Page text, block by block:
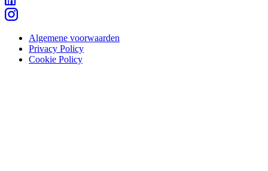
Algemene voorwaarden
Privacy Policy
Cookie Policy